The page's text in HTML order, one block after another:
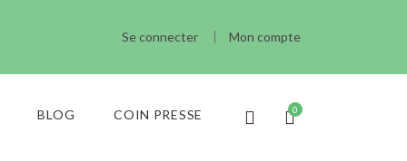
Se connecter Mon compte
BLOG COIN PRESSE